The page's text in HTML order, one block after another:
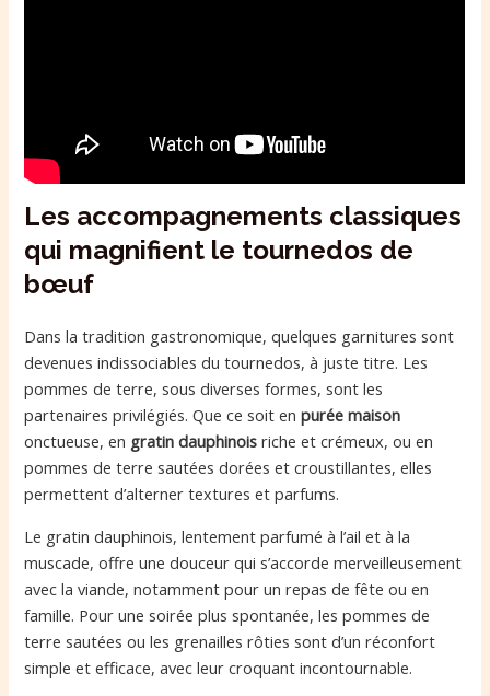
Les accompagnements classiques
qui magnifient le tournedos de
bœuf
Dans la tradition gastronomique, quelques garnitures sont
devenues indissociables du tournedos, à juste titre. Les
pommes de terre, sous diverses formes, sont les
partenaires privilégiés. Que ce soit enpurée maison
onctueuse, en gratin dauphinois riche et crémeux, ou en
pommes de terre sautées dorées et croustillantes, elles
permettent d’alterner textures et parfums.
Le gratin dauphinois, lentement parfumé à l’ail et à la
muscade, offre une douceur qui s’accorde merveilleusement
avec la viande, notamment pour un repas de fête ou en
famille. Pour une soirée plus spontanée, les pommes de
terre sautées ou les grenailles rôties sont d’un réconfort
simple et efficace, avec leur croquant incontournable.